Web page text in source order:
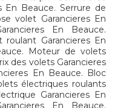
En Beauce. Serrure de
volet Garancieres En
En Beauce.
roulant Garancieres En
Moteur de volets
des volets Garancieres
En Beauce. Bloc
électriques roulants
Garancieres En
En Beauce.